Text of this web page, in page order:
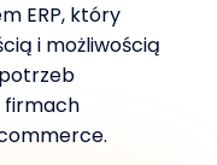
ERP, który
i możliwością
firmach